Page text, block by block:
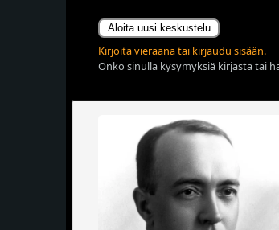
Aloita uusi keskustelu
Kirjoita vieraana tai kirjaudu sisään.
Onko sinulla kysymyksiä kirjasta tai